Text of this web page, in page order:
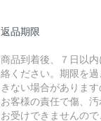
返品期限
商品到着後、７日以
絡ください。期限を
きない場合があります
お客様の責任で傷、
お受けできませんの